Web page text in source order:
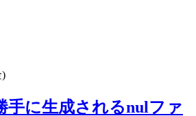
)
手に生成されるnulファ